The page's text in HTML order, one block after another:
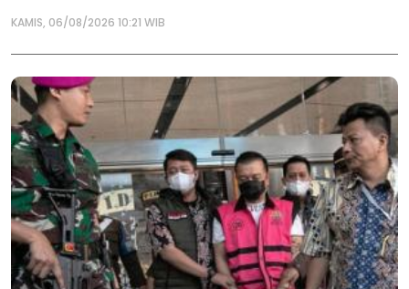
KAMIS, 06/08/2026 10:21 WIB